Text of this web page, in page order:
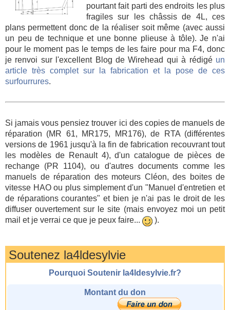
pourtant fait parti des endroits les plus
fragiles sur les châssis de 4L, ces
plans permettent donc de la réaliser soit même (avec aussi
un peu de technique et une bonne plieuse à tôle). Je n'ai
pour le moment pas le temps de les faire pour ma F4, donc
je renvoi sur l'excellent Blog de Wirehead qui à rédigé un
article très complet sur la fabrication et la pose de ces
surfourrures.
Si jamais vous pensiez trouver ici des copies de manuels de
réparation (MR 61, MR175, MR176), de RTA (différentes
versions de 1961 jusqu'à la fin de fabrication recouvrant tout
les modèles de Renault 4), d'un catalogue de pièces de
rechange (PR 1104), ou d'autres documents comme les
manuels de réparation des moteurs Cléon, des boites de
vitesse HAO ou plus simplement d'un "Manuel d'entretien et
de réparations courantes" et bien je n'ai pas le droit de les
diffuser ouvertement sur le site (mais envoyez moi un petit
mail et je verrai ce que je peux faire...
).
Soutenez la4ldesylvie
Pourquoi Soutenir la4ldesylvie.fr?
Montant du don